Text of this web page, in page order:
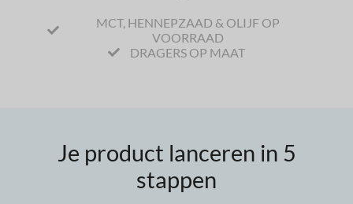
MCT, HENNEPZAAD & OLIJF OP
VOORRAAD
DRAGERS OP MAAT
Je product lanceren in 5
stappen